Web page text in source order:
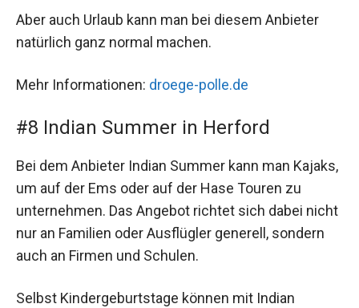
Aber auch Urlaub kann man bei diesem Anbieter
natürlich ganz normal machen.
Mehr Informationen: droege-polle.de
#8 Indian Summer in Herford
Bei dem Anbieter Indian Summer kann man Kajaks,
um auf der Ems oder auf der Hase Touren zu
unternehmen. Das Angebot richtet sich dabei nicht
nur an Familien oder Ausflügler generell, sondern
auch an Firmen und Schulen.
Selbst Kindergeburtstage können mit Indian